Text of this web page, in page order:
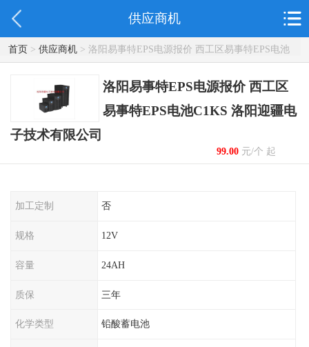
供应商机
首页> 供应商机> 洛阳易事特EPS电源报价 西工区易事特EPS电池
C1KS 洛阳迎疆电子技术有限公司
洛阳易事特EPS电源报价 西工区
易事特EPS电池C1KS 洛阳迎疆电
子技术有限公司
99.00元/个 起
加工定制 否
规格 12V
容量 24AH
质保 三年
化学类型 铅酸蓄电池